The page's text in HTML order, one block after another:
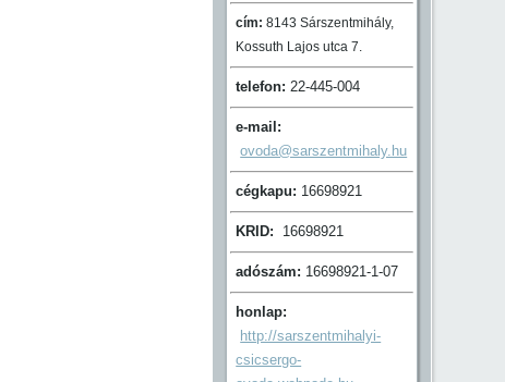
cím: 8143 Sárszentmihály,
Kossuth Lajos utca 7.
telefon: 22-445-004
e-mail:
ovoda@sarszentmihaly.hu
cégkapu: 16698921
KRID: 16698921
adószám: 16698921-1-07
honlap:
http://sarszentmihalyi-
csicsergo-